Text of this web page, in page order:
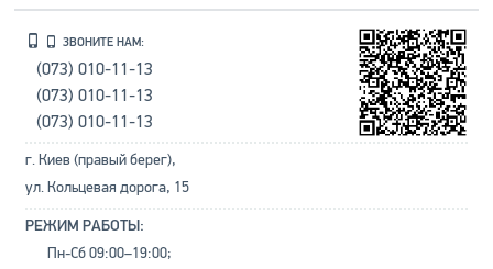
ЗВОНИТЕ НАМ:
(073) 010-11-13
(073) 010-11-13
(073) 010-11-13
г. Киев (правый берег),
ул. Кольцевая дорога, 15
РЕЖИМ РАБОТЫ:
Пн-Сб 09:00–19:00;